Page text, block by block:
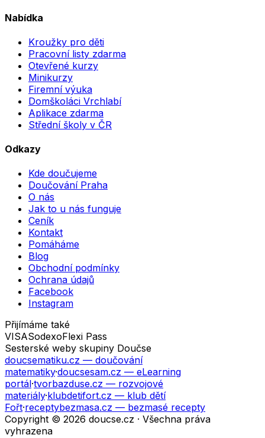
Nabídka
Kroužky pro děti
Pracovní listy zdarma
Otevřené kurzy
Minikurzy
Firemní výuka
Domškoláci Vrchlabí
Aplikace zdarma
Střední školy v ČR
Odkazy
Kde doučujeme
Doučování Praha
O nás
Jak to u nás funguje
Ceník
Kontakt
Pomáháme
Blog
Obchodní podmínky
Ochrana údajů
Facebook
Instagram
Přijímáme také
VISASodexoFlexi Pass
Sesterské weby skupiny Doučse
doucsematiku.cz — doučování
matematiky·doucsesam.cz — eLearning
portál·tvorbazduse.cz — rozvojové
materiály·klubdetifort.cz — klub dětí
Fořt·receptybezmasa.cz — bezmasé recepty
Copyright © 2026 doucse.cz · Všechna práva
vyhrazena